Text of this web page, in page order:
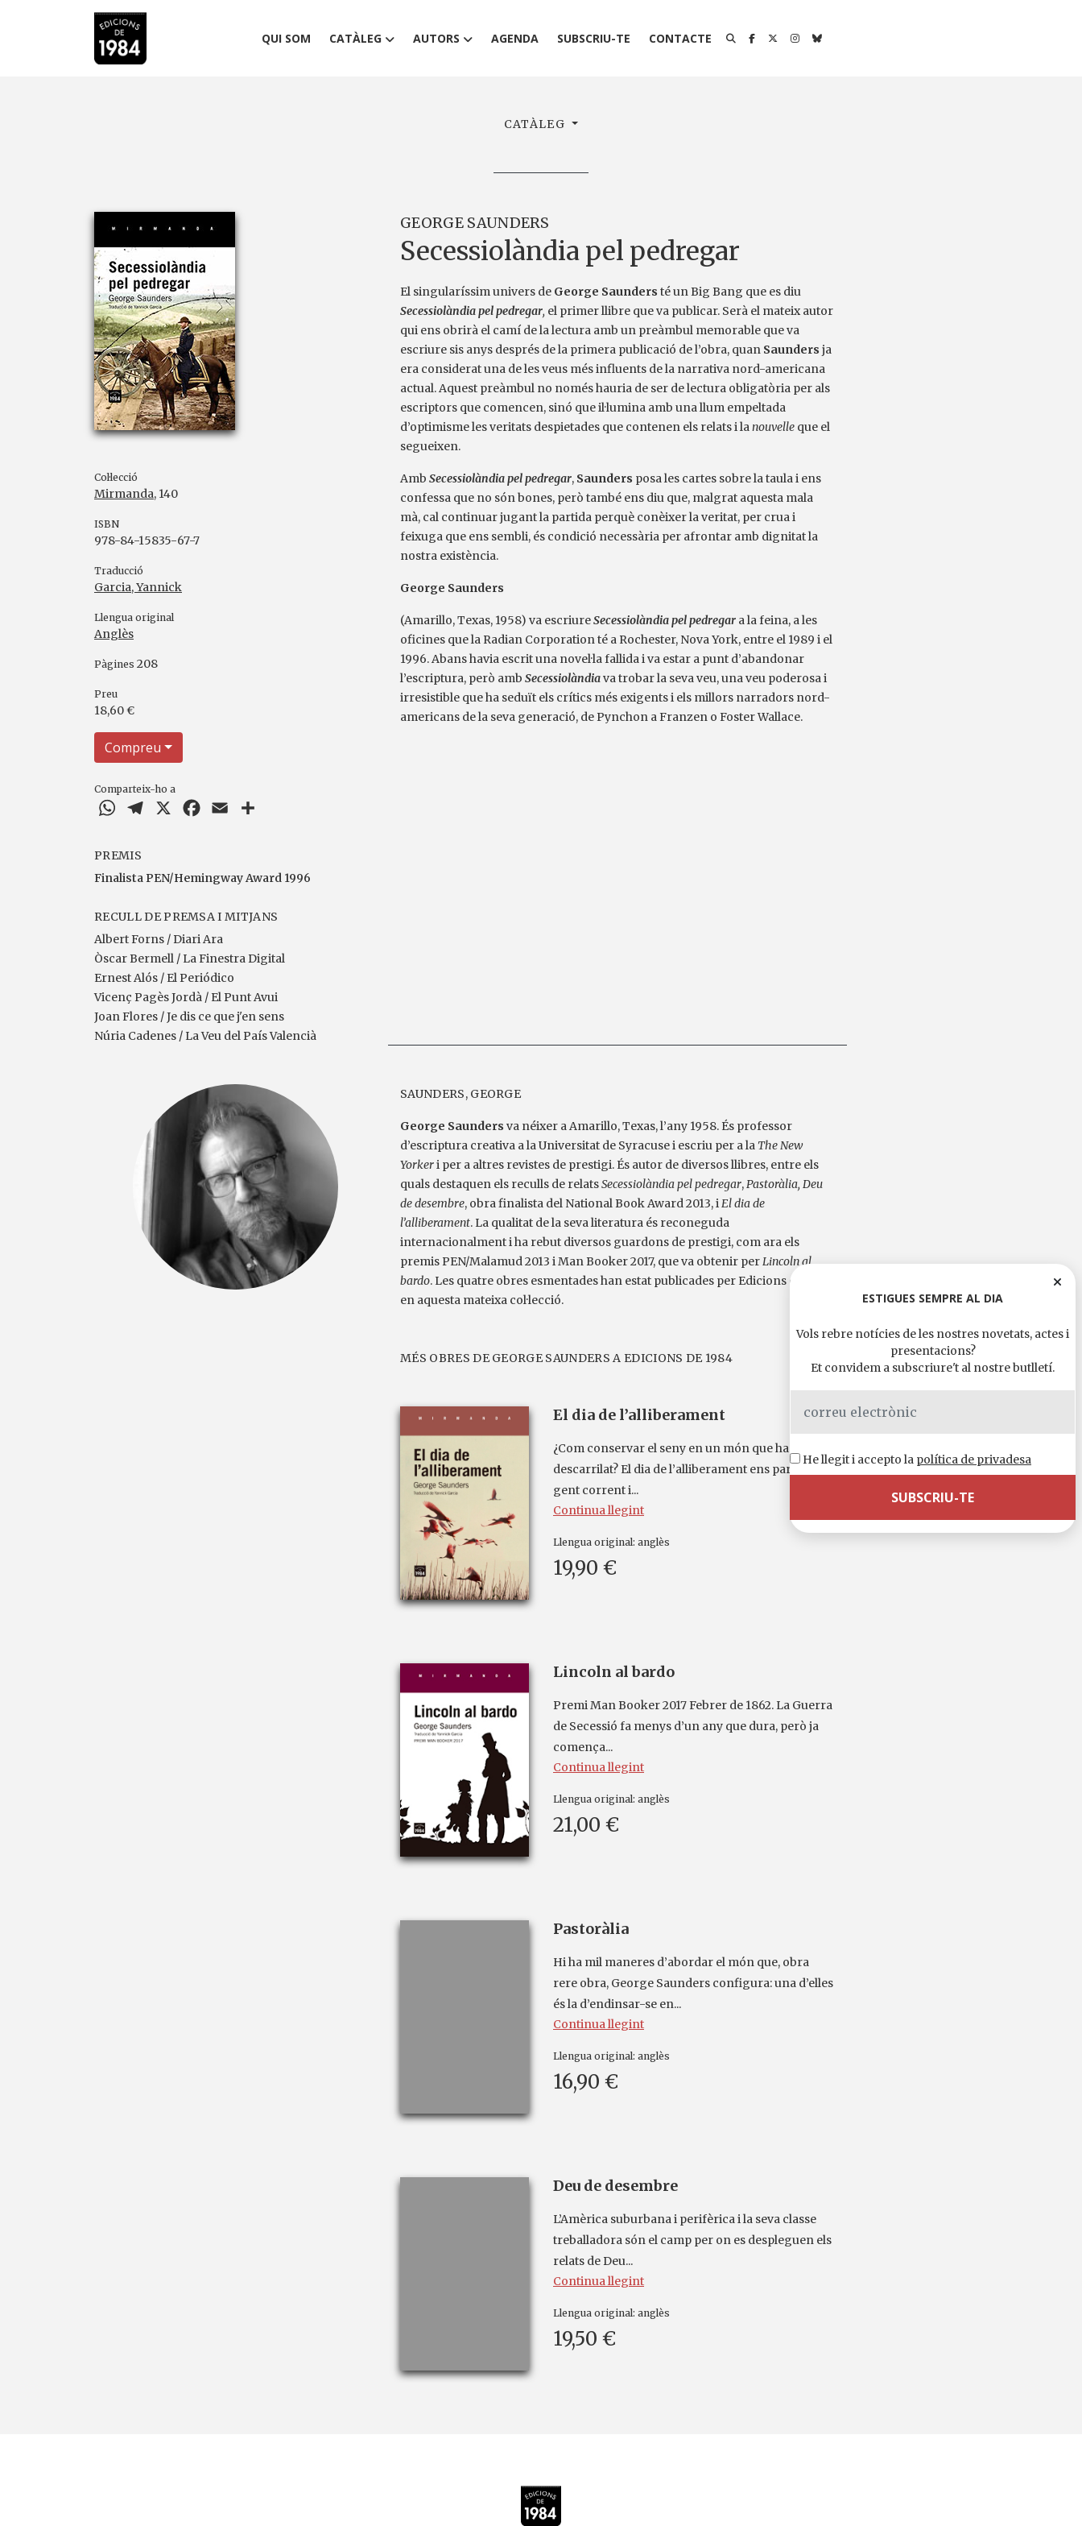
QUI SOM CATÀLEG AUTORS AGENDA SUBSCRIU-TE CONTACTE
CATÀLEG
Col·lecció
Mirmanda, 140
ISBN
978-84-15835-67-7
Traducció
Garcia, Yannick
Llengua original
Anglès
Pàgines 208
Preu
18,60 €
Compreu
Comparteix-ho a
WhatsAppTelegram Facebook
Email
PREMIS
Finalista PEN/Hemingway Award 1996
RECULL DE PREMSA I MITJANS
Albert Forns / Diari Ara
Òscar Bermell / La Finestra Digital
Ernest Alós / El Periódico
Vicenç Pagès Jordà / El Punt Avui
Joan Flores / Je dis ce que j'en sens
Núria Cadenes / La Veu del País Valencià
GEORGE SAUNDERS
Secessiolàndia pel pedregar
El singularíssim univers de George Saunders té un Big Bang que es diu
Secessiolàndia pel pedregar, el primer llibre que va publicar. Serà el mateix autor
qui ens obrirà el camí de la lectura amb un preàmbul memorable que va
escriure sis anys després de la primera publicació de l’obra, quan Saunders ja
era considerat una de les veus més influents de la narrativa nord-americana
actual. Aquest preàmbul no només hauria de ser de lectura obligatòria per als
escriptors que comencen, sinó que il·lumina amb una llum empeltada
d’optimisme les veritats despietades que contenen els relats i lanouvelle que el
segueixen.
Amb Secessiolàndia pel pedregar, Saunders posa les cartes sobre la taula i ens
confessa que no són bones, però també ens diu que, malgrat aquesta mala
mà, cal continuar jugant la partida perquè conèixer la veritat, per crua i
feixuga que ens sembli, és condició necessària per afrontar amb dignitat la
nostra existència.
George Saunders
(Amarillo, Texas, 1958) va escriureSecessiolàndia pel pedregar a la feina, a les
oficines que la Radian Corporation té a Rochester, Nova York, entre el 1989 i el
1996. Abans havia escrit una novel·la fallida i va estar a punt d’abandonar
l’escriptura, però amb Secessiolàndiava trobar la seva veu, una veu poderosa i
irresistible que ha seduït els crítics més exigents i els millors narradors nord-
americans de la seva generació, de Pynchon a Franzen o Foster Wallace.
SAUNDERS, GEORGE
George Saunders va néixer a Amarillo, Texas, l’any 1958. És professor
d’escriptura creativa a la Universitat de Syracuse i escriu per a la The New
Yorkeri per a altres revistes de prestigi. És autor de diversos llibres, entre els
quals destaquen els reculls de relatsSecessiolàndia pel pedregar,Pastoràlia, Deu
de desembre, obra finalista del National Book Award 2013, iEl dia de
l’alliberament. La qualitat de la seva literatura és reconeguda
internacionalment i ha rebut diversos guardons de prestigi, com ara els
premis PEN/Malamud 2013 i Man Booker 2017, que va obtenir perLincoln al
bardo. Les quatre obres esmentades han estat publicades per Edicions de 1984
en aquesta mateixa col·lecció.
MÉS OBRES DE GEORGE SAUNDERS A EDICIONS DE 1984
El dia de l’alliberament
¿Com conservar el seny en un món que ha
descarrilat? El dia de l’alliberament ens parla de
gent corrent i...
Continua llegint
Llengua original: anglès
19,90 €
Lincoln al bardo
Premi Man Booker 2017 Febrer de 1862. La Guerra
de Secessió fa menys d’un any que dura, però ja
comença...
Continua llegint
Llengua original: anglès
21,00 €
Pastoràlia
Hi ha mil maneres d’abordar el món que, obra
rere obra, George Saunders configura: una d’elles
és la d’endinsar-se en...
Continua llegint
Llengua original: anglès
16,90 €
Deu de desembre
L’Amèrica suburbana i perifèrica i la seva classe
treballadora són el camp per on es despleguen els
relats de Deu...
Continua llegint
Llengua original: anglès
19,50 €
ESTIGUES SEMPRE AL DIA
Vols rebre notícies de les nostres novetats, actes i
presentacions?
Et convidem a subscriure't al nostre butlletí.
He llegit i accepto la política de privadesa